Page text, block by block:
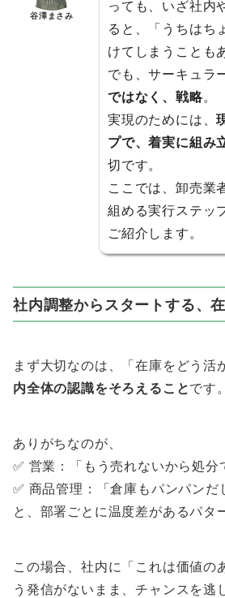
谷澤まさみ
っても、いざ社内
ると、「うちはち
けてしまうことも
でも、サーキュラ
ではなく、戦略。
実現のためには、
プで、着実に組み
切です。
ここでは、卸売業
組める実行ステッ
ご紹介します。
社内調整からスタートする、
まず大切なのは、「在庫をどう活
内全体の認識をそろえることです。
ありがちなのが、
✅ 営業：「もう売れないから処分
✅ 商品管理：「倉庫もパンパンだ
と、部署ごとに温度差があるパタ
この場合、社内に「これは価値の
う発信がないまま、チャンスを逃